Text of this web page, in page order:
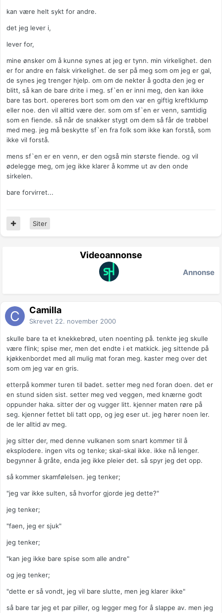
kan være helt sykt for andre.
det jeg lever i,
lever for,
mine ønsker om å kunne synes at jeg er tynn. min virkelighet. den
er for andre en falsk virkelighet. de ser på meg som om jeg er gal,
de synes jeg trenger hjelp. om om de nekter å godta den jeg er
blitt, så kan de bare drite i meg. sf`en er inni meg, den kan ikke
bare tas bort. opereres bort som om den var en giftig kreftklump
eller noe. den vil alltid være der. som om sf`en er venn, samtidig
som en fiende. så når de snakker stygt om dem så får de trøbbel
med meg. jeg må beskytte sf`en fra folk som ikke kan forstå, som
ikke vil forstå.
mens sf`en er en venn, er den også min største fiende. og vil
ødelegge meg, om jeg ikke klarer å komme ut av den onde
sirkelen.
bare forvirret...
Siter
Videoannonse
Annonse
Camilla
Skrevet 22. november 2000
skulle bare ta et knekkebrød, uten noenting på. tenkte jeg skulle
være flink; spise mer, men det endte i et matkick. jeg sittende på
kjøkkenbordet med all mulig mat foran meg. kaster meg over det
som om jeg var en gris.
etterpå kommer turen til badet. setter meg ned foran doen. det er
en stund siden sist. setter meg ved veggen, med knærne godt
oppunder haka. sitter der og vugger litt. kjenner maten røre på
seg. kjenner fettet bli tatt opp, og jeg eser ut. jeg hører noen ler.
de ler alltid av meg.
jeg sitter der, med denne vulkanen som snart kommer til å
eksplodere. ingen vits og tenke; skal-skal ikke. ikke nå lenger.
begynner å gråte, enda jeg ikke pleier det. så spyr jeg det opp.
så kommer skamfølelsen. jeg tenker;
"jeg var ikke sulten, så hvorfor gjorde jeg dette?"
jeg tenker;
"faen, jeg er sjuk"
jeg tenker;
"kan jeg ikke bare spise som alle andre"
og jeg tenker;
"dette er så vondt, jeg vil bare slutte, men jeg klarer ikke"
så bare tar jeg et par piller, og legger meg for å slappe av. men jeg